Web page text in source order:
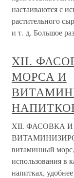
настаиваются с
растительного
и т. д. Большое
XII.
МОРСА И
XII. ФАСОВКА
витаминный
использования в
напитках,